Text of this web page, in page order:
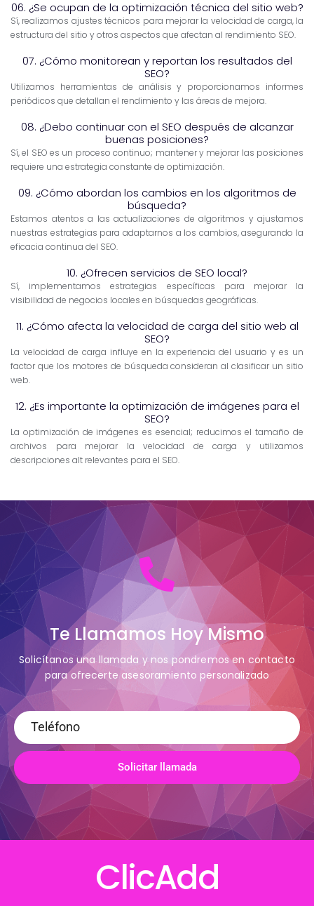
06. ¿Se ocupan de la optimización técnica del sitio web?
Sí, realizamos ajustes técnicos para mejorar la velocidad de carga, la
estructura del sitio y otros aspectos que afectan al rendimiento SEO.
07. ¿Cómo monitorean y reportan los resultados del
SEO?
Utilizamos herramientas de análisis y proporcionamos informes
periódicos que detallan el rendimiento y las áreas de mejora.
08. ¿Debo continuar con el SEO después de alcanzar
buenas posiciones?
Sí, el SEO es un proceso continuo; mantener y mejorar las posiciones
requiere una estrategia constante de optimización.
09. ¿Cómo abordan los cambios en los algoritmos de
búsqueda?
Estamos atentos a las actualizaciones de algoritmos y ajustamos
nuestras estrategias para adaptarnos a los cambios, asegurando la
eficacia continua del SEO.
10. ¿Ofrecen servicios de SEO local?
Sí, implementamos estrategias específicas para mejorar la
visibilidad de negocios locales en búsquedas geográficas.
11. ¿Cómo afecta la velocidad de carga del sitio web al
SEO?
La velocidad de carga influye en la experiencia del usuario y es un
factor que los motores de búsqueda consideran al clasificar un sitio
web.
12. ¿Es importante la optimización de imágenes para el
SEO?
La optimización de imágenes es esencial; reducimos el tamaño de
archivos para mejorar la velocidad de carga y utilizamos
descripciones alt relevantes para el SEO.
Te Llamamos Hoy Mismo
Solicítanos una llamada y nos pondremos en contacto
para ofrecerte asesoramiento personalizado
Solicitar llamada
ClicAdd